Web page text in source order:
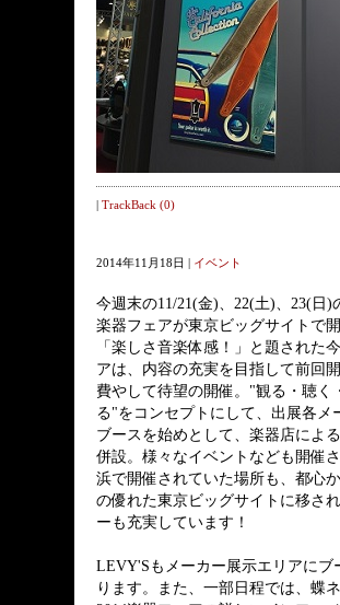
| TrackBack (0)
2014年11月18日 | イベント
今週末の11/21(金)、22(土)、23(日)
楽器フェアが東京ビッグサイトで
「楽しさ音楽体感！」と題された
アは、内容の充実を目指して前回
費やして待望の開催。"観る・聴く
る"をコンセプトにして、出展各メ
ブースを始めとして、楽器店によ
併設。様々なイベントなども開催
浜で開催されていた場所も、都心
の優れた東京ビッグサイトに移さ
ーも充実しています！
LEVY'Sもメーカー展示エリアに
ります。また、一部日程では、蝶